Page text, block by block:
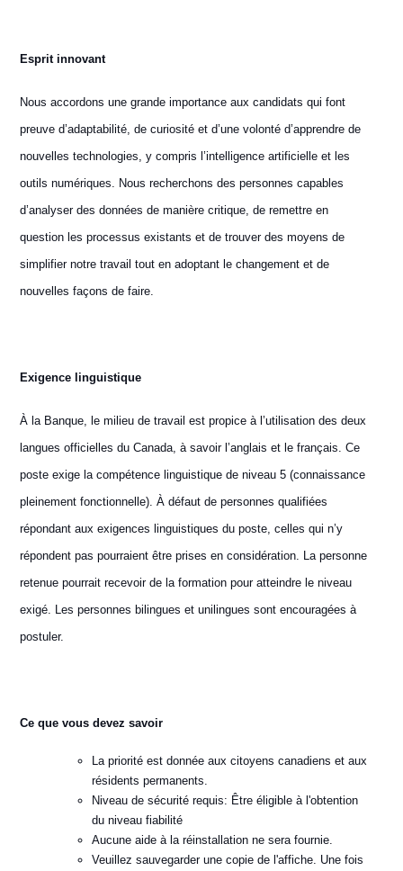
Esprit innovant
Nous accordons une grande importance aux candidats qui font
preuve d’adaptabilité, de curiosité et d’une volonté d’apprendre de
nouvelles technologies, y compris l’intelligence artificielle et les
outils numériques. Nous recherchons des personnes capables
d’analyser des données de manière critique, de remettre en
question les processus existants et de trouver des moyens de
simplifier notre travail tout en adoptant le changement et de
nouvelles façons de faire.
Exigence linguistique
À la Banque, le milieu de travail est propice à l’utilisation des deux
langues officielles du Canada, à savoir l’anglais et le français. Ce
poste exige la compétence linguistique de niveau 5 (connaissance
pleinement fonctionnelle). À défaut de personnes qualifiées
répondant aux exigences linguistiques du poste, celles qui n’y
répondent pas pourraient être prises en considération. La personne
retenue pourrait recevoir de la formation pour atteindre le niveau
exigé. Les personnes bilingues et unilingues sont encouragées à
postuler.
Ce que vous devez savoir
La priorité est donnée aux citoyens canadiens et aux
résidents permanents.
Niveau de sécurité requis: Être éligible à l'obtention
du niveau fiabilité
Aucune aide à la réinstallation ne sera fournie.
Veuillez sauvegarder une copie de l'affiche. Une fois